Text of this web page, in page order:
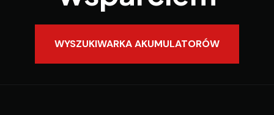
WYSZUKIWARKA AKUMULATORÓW